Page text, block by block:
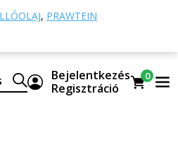
, PRAWTEIN
Bejelentkezés
Regisztráció
0
bors illóolaj